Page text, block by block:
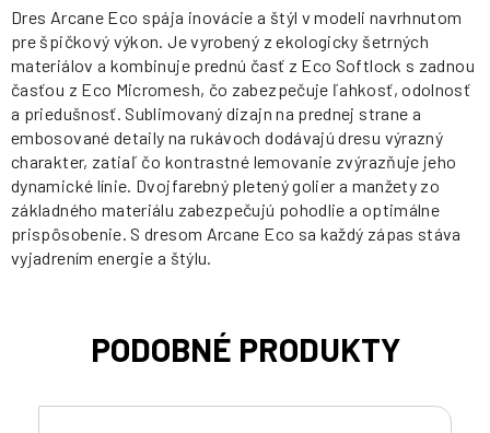
Dres Arcane Eco spája inovácie a štýl v modeli navrhnutom
pre špičkový výkon. Je vyrobený z ekologicky šetrných
materiálov a kombinuje prednú časť z Eco Softlock s zadnou
časťou z Eco Micromesh, čo zabezpečuje ľahkosť, odolnosť
a priedušnosť. Sublimovaný dizajn na prednej strane a
embosované detaily na rukávoch dodávajú dresu výrazný
charakter, zatiaľ čo kontrastné lemovanie zvýrazňuje jeho
dynamické línie. Dvojfarebný pletený golier a manžety zo
základného materiálu zabezpečujú pohodlie a optimálne
prispôsobenie. S dresom Arcane Eco sa každý zápas stáva
vyjadrením energie a štýlu.